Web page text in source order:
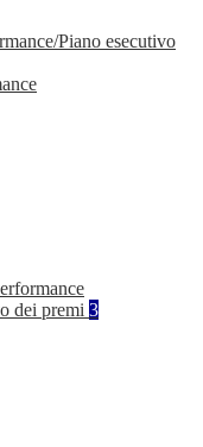
Piano esecutivo
dei premi 3